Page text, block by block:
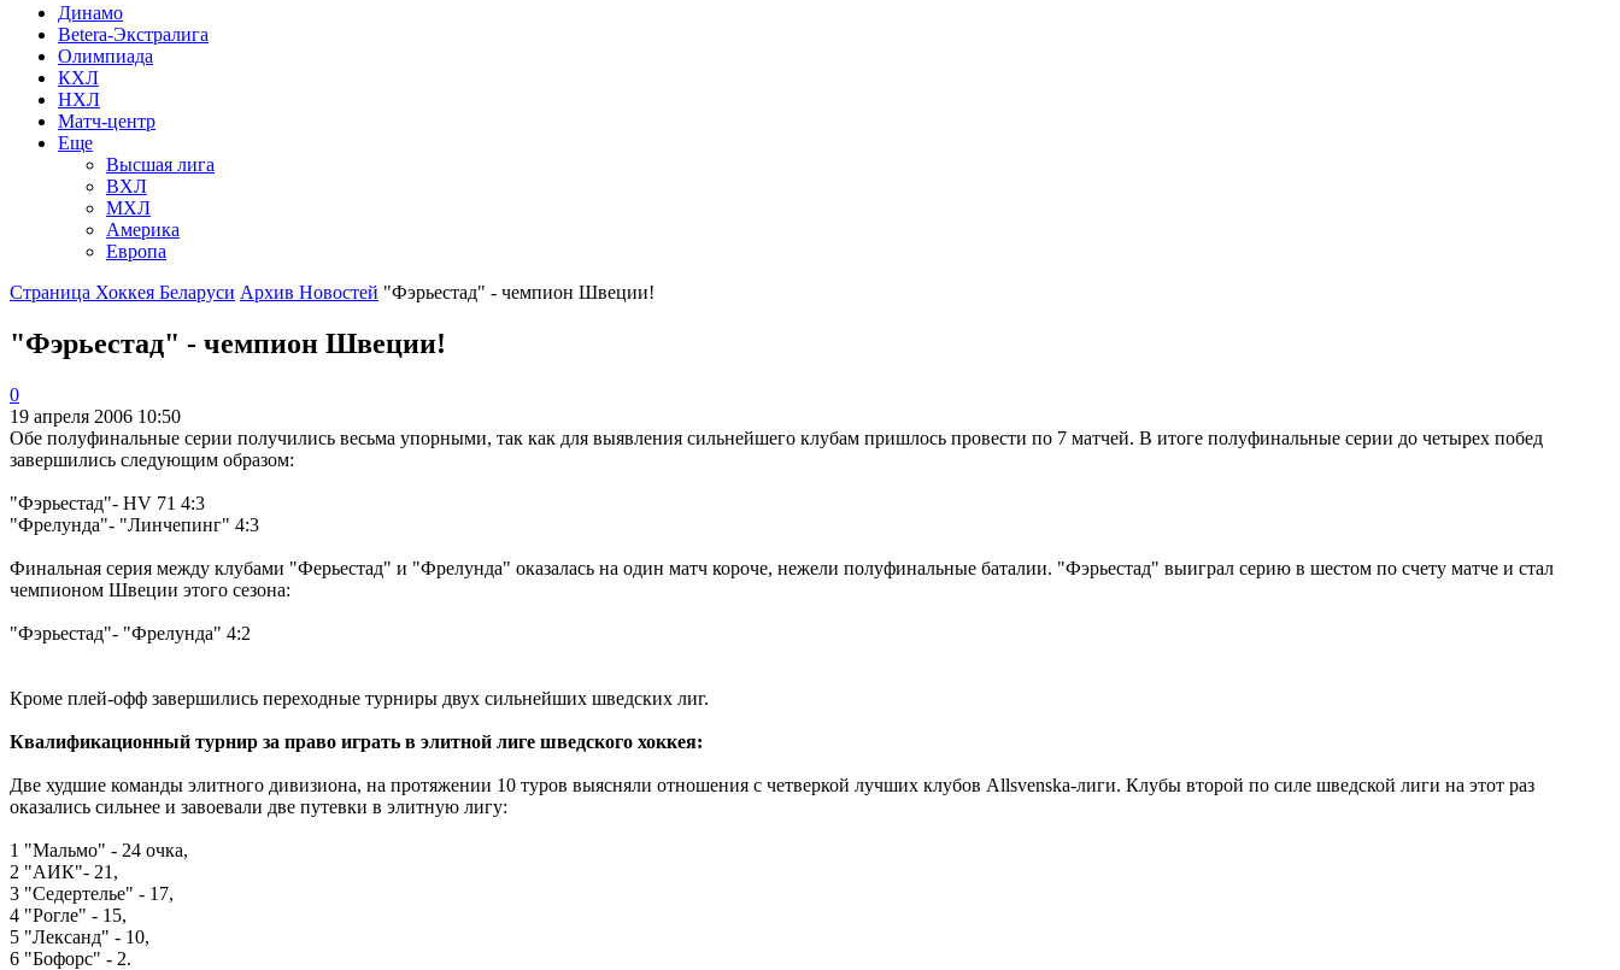
Динамо
Betera-Экстралига
Олимпиада
КХЛ
НХЛ
Матч-центр
Еще
Высшая лига
ВХЛ
МХЛ
Америка
Европа
Страница Хоккея Беларуси Архив Новостей "Фэрьестад" - чемпион Швеции!
"Фэрьестад" - чемпион Швеции!
0
19 апреля 2006 10:50
Обе полуфинальные серии получились весьма упорными, так как для выявления сильнейшего клубам пришлось провести по 7 матчей. В итоге полуфинальные серии до четырех побед
завершились следующим образом:
"Фэрьестад"- HV 71 4:3
"Фрелунда"- "Линчепинг" 4:3
Финальная серия между клубами "Ферьестад" и "Фрелунда" оказалась на один матч короче, нежели полуфинальные баталии. "Фэрьестад" выиграл серию в шестом по счету матче и стал
чемпионом Швеции этого сезона:
"Фэрьестад"- "Фрелунда" 4:2
Кроме плей-офф завершились переходные турниры двух сильнейших шведских лиг.
Квалификационный турнир за право играть в элитной лиге шведского хоккея:
Две худшие команды элитного дивизиона, на протяжении 10 туров выясняли отношения с четверкой лучших клубов Allsvenska-лиги. Клубы второй по силе шведской лиги на этот раз
оказались сильнее и завоевали две путевки в элитную лигу:
1 "Мальмо" - 24 очка,
2 "АИК"- 21,
3 "Седертелье" - 17,
4 "Рогле" - 15,
5 "Лександ" - 10,
6 "Бофорс" - 2.